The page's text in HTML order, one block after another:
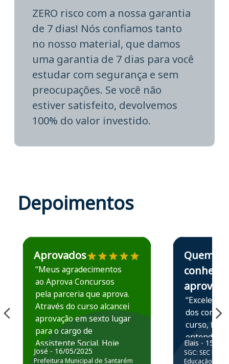
ZERO risco com a nossa garantia
de 7 dias! Nós confiamos tanto
no nosso material, que damos
uma garantia de 7 dias para você
estudar com segurança e sem
preocupações. Se você não
estiver satisfeito, devolvemos
100% do valor investido.
Depoimentos
Estudante José recomenda o Aprova Concursos em
Aprovados
“Meus agradecimentos
ao Aprova Concursos
pela parceria que aprova.
Através do curso alcancei
aprovação em sexto lugar
para o cargo de
Assistente Social. Hoje
estou atuando na
José - 16/05/2025
Prefeitura Municipal de Santarém
Estudante Elais
Quem
conhece,
aprova
“Excelente
dos
curso,
entender e
prática
resolução
Elais - 15/07/
SGC: SEC BA
Educação